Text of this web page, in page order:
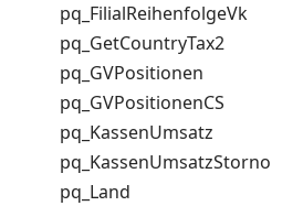
pq_FilialReihenfolgeVk
pq_GetCountryTax2
pq_GVPositionen
pq_GVPositionenCS
pq_KassenUmsatz
pq_KassenUmsatzStorno
pq_Land